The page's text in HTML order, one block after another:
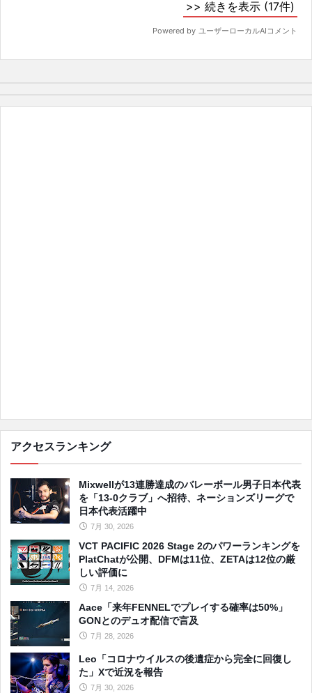
アクセスランキング
Mixwellが13連勝達成のバレーボール男子日本代表
を「13-0クラブ」へ招待、ネーションズリーグで
日本代表活躍中
7月 30, 2026
VCT PACIFIC 2026 Stage 2のパワーランキングを
PlatChatが公開、DFMは11位、ZETAは12位の厳
しい評価に
7月 14, 2026
Aace「来年FENNELでプレイする確率は50%」
GONとのデュオ配信で言及
7月 28, 2026
Leo「コロナウイルスの後遺症から完全に回復し
た」Xで近況を報告
7月 30, 2026